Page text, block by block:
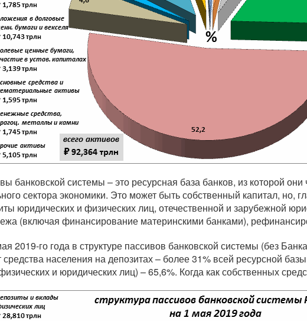
банковской системы – это ресурсная база банков, из которой
сектора экономики. Это может быть собственный капитал, но,
юридических и физических лиц, отечественной и зарубежной
(включая финансирование материнскими банками),
2019-го года в структуре пассивов банковской системы (без
населения на депозитах – более 31% всей ресурсной
и юридических лиц) – 65,6%. Когда как собственных